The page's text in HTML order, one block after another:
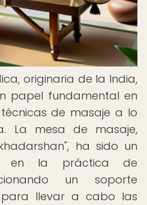
originaria de la India,
papel fundamental en
de masaje a lo
La mesa de masaje,
ha sido un
en la práctica de
un soporte
llevar a cabo las